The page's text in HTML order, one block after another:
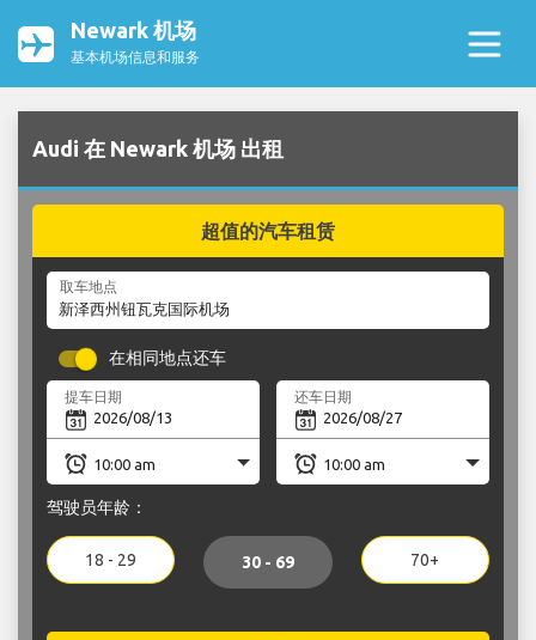
Newark 机场
基本机场信息和服务
Audi 在 Newark 机场 出租
超值的汽车租赁
取车地点
在相同地点还车
提车日期 还车日期
驾驶员年龄：
18 - 29 30 - 69 70+